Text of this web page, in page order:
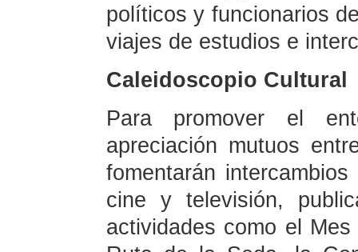
políticos y funcionarios
viajes de estudios e
Caleidoscopio Cultural
Para promover el
apreciación mutuos
fomentarán
cine y televisión,
actividades como el